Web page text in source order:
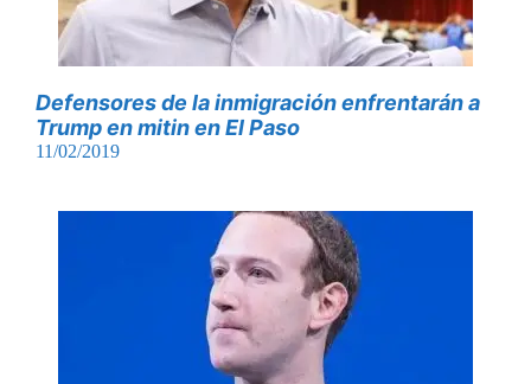
Defensores de la inmigración enfrentarán a
Trump en mitin en El Paso
11/02/2019